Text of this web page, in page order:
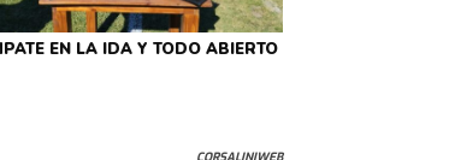
EN LA IDA Y TODO ABIERTO
CORSALINIWEB